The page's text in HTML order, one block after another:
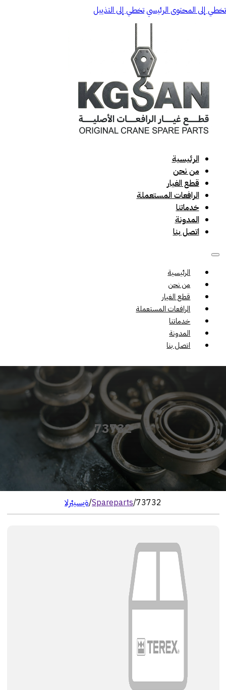
تخطي إلى المحتوى الرئيسيتخطي إلى التذييل
الرئيسية
من نحن
قطع الغيار
الرافعات المستعملة
خدماتنا
المدونة
اتصل بنا
الرئيسية
من نحن
قطع الغيار
الرافعات المستعملة
خدماتنا
المدونة
اتصل بنا
73732
الرئيسية/Spareparts/73732